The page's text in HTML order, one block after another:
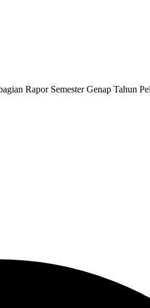
Rapor Semester Genap Tahun